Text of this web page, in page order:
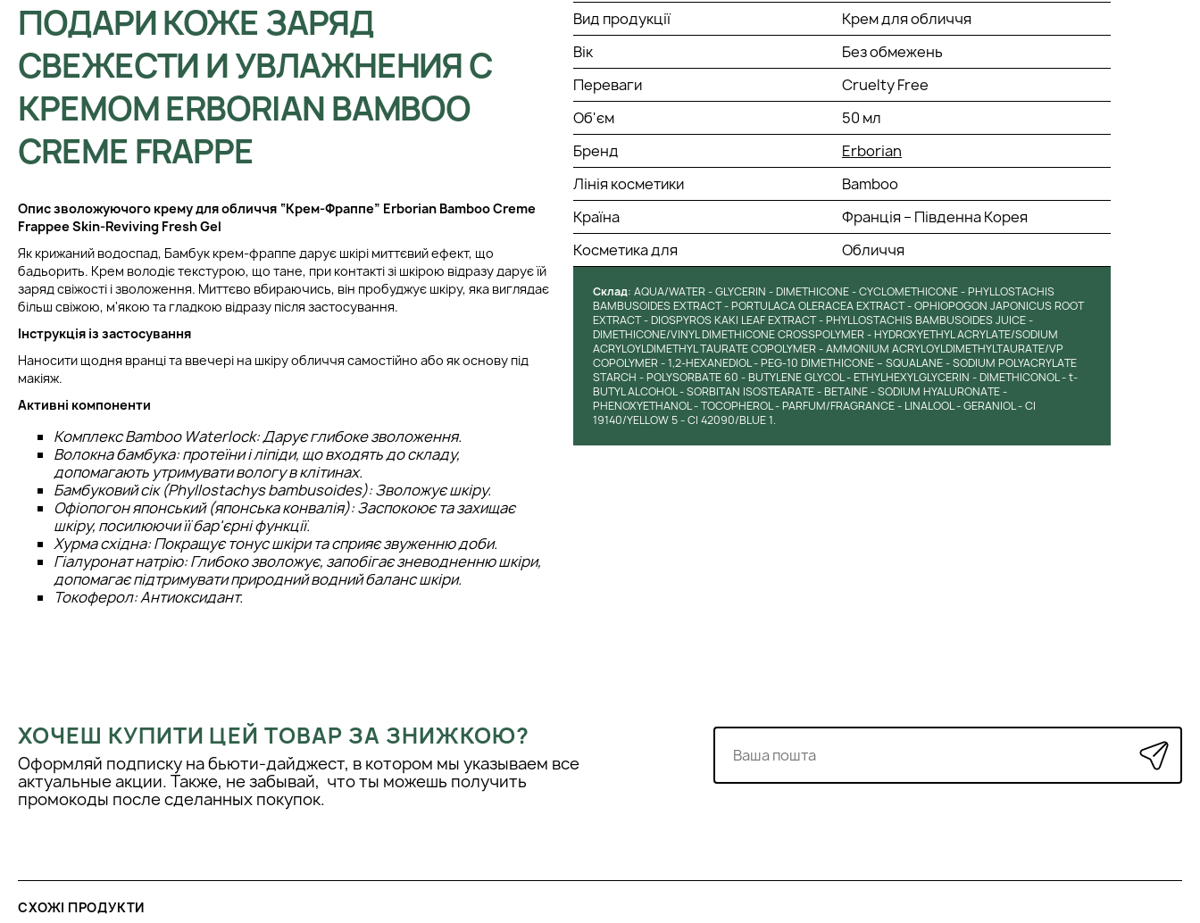
ПОДАРИ КОЖЕ ЗАРЯД
СВЕЖЕСТИ И УВЛАЖНЕНИЯ С
КРЕМОМ ERBORIAN BAMBOO
CREME FRAPPE
Опис зволожуючого крему для обличчя “Крем-Фраппе” Erborian Bamboo Creme
Frappee Skin-Reviving Fresh Gel
Як крижаний водоспад, Бамбук крем-фраппе дарує шкірі миттєвий ефект, що
бадьорить. Крем володіє текстурою, що тане, при контакті зі шкірою відразу дарує їй
заряд свіжості і зволоження. Миттєво вбираючись, він пробуджує шкіру, яка виглядає
більш свіжою, м'якою та гладкою відразу після застосування.
Інструкція із застосування
Наносити щодня вранці та ввечері на шкіру обличчя самостійно або як основу під
макіяж.
Активні компоненти
Комплекс Bamboo Waterlock: Дарує глибоке зволоження.
Волокна бамбука: протеїни і ліпіди, що входять до складу,
допомагають утримувати вологу в клітинах.
Бамбуковий сік (Phyllostachys bambusoides): Зволожує шкіру.
Офіопогон японський (японська конвалія): Заспокоює та захищає
шкіру, посилюючи її бар'єрні функції.
Хурма східна: Покращує тонус шкіри та сприяє звуженню доби.
Гіалуронат натрію: Глибоко зволожує, запобігає зневодненню шкіри,
допомагає підтримувати природний водний баланс шкіри.
Токоферол: Антиоксидант.
Вид продукції
Крем для обличчя
Вік
Без обмежень
Переваги
Cruelty Free
Об'єм
50 мл
Бренд
Erborian
Лінія косметики
Bamboo
Країна
Франція – Південна Корея
Косметика для
Обличчя
Cклад: AQUA/WATER - GLYCERIN - DIMETHICONE - CYCLOMETHICONE - PHYLLOSTACHIS
BAMBUSOIDES EXTRACT - PORTULACA OLERACEA EXTRACT - OPHIOPOGON JAPONICUS ROOT
EXTRACT - DIOSPYROS KAKI LEAF EXTRACT - PHYLLOSTACHIS BAMBUSOIDES JUICE -
DIMETHICONE/VINYL DIMETHICONE CROSSPOLYMER - HYDROXYETHYL ACRYLATE/SODIUM
ACRYLOYLDIMETHYL TAURATE COPOLYMER - AMMONIUM ACRYLOYLDIMETHYLTAURATE/VP
COPOLYMER - 1,2-HEXANEDIOL - PEG-10 DIMETHICONE – SQUALANE - SODIUM POLYACRYLATE
STARCH - POLYSORBATE 60 - BUTYLENE GLYCOL - ETHYLHEXYLGLYCERIN - DIMETHICONOL - t-
BUTYL ALCOHOL - SORBITAN ISOSTEARATE - BETAINE - SODIUM HYALURONATE -
PHENOXYETHANOL - TOCOPHEROL - PARFUM/FRAGRANCE - LINALOOL - GERANIOL - CI
19140/YELLOW 5 - CI 42090/BLUE 1.
ХОЧЕШ КУПИТИ ЦЕЙ ТОВАР ЗА ЗНИЖКОЮ?
Оформляй подписку на бьюти-дайджест, в котором мы указываем все
актуальные акции. Также, не забывай, что ты можешь получить
промокоды после сделанных покупок.
СХОЖІ ПРОДУКТИ